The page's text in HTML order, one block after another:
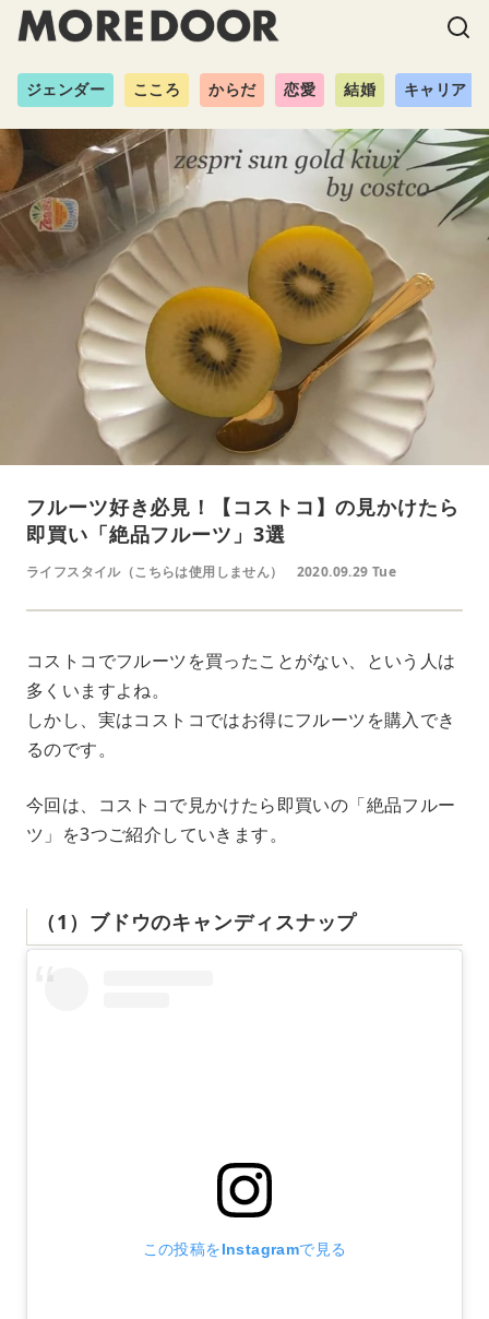
ジェンダー こころ からだ 恋愛 結婚 キャリア
フルーツ好き必見！【コストコ】の見かけたら
即買い「絶品フルーツ」3選
ライフスタイル（こちらは使用しません） 2020.09.29 Tue
コストコでフルーツを買ったことがない、という人は
多くいますよね。
しかし、実はコストコではお得にフルーツを購入でき
るのです。
今回は、コストコで見かけたら即買いの「絶品フルー
ツ」を3つご紹介していきます。
（1）ブドウのキャンディスナップ
この投稿をInstagramで見る